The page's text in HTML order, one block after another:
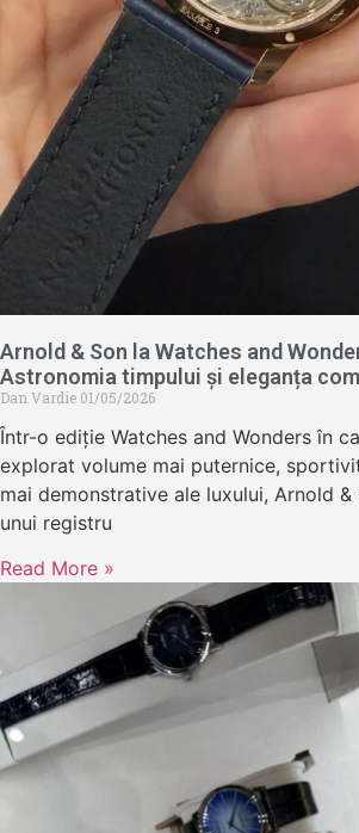
Arnold & Son la Watches and
Astronomia timpului și eleganța
Dan Vardie 01/05/2026
Într-o ediție Watches and Wonders în
explorat volume mai puternice,
mai demonstrative ale luxului, Arnold &
unui registru
Read More »